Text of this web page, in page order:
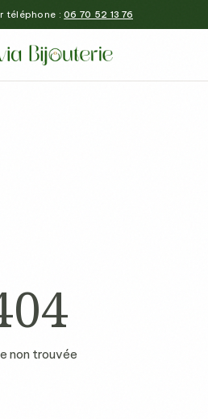
téléphone :06 70 52 13 76
non trouvée